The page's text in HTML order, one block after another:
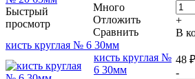
Быстрый
просмотр
Много
Отложить
Сравнить
+
В
кисть круглая № 6 30мм
кисть круглая №
6 30мм
48 ₽
-